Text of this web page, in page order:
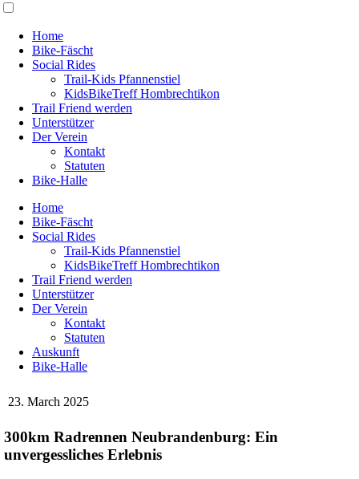
Home
Bike-Fäscht
Social Rides
Trail-Kids Pfannenstiel
KidsBikeTreff Hombrechtikon
Trail Friend werden
Unterstützer
Der Verein
Kontakt
Statuten
Bike-Halle
Home
Bike-Fäscht
Social Rides
Trail-Kids Pfannenstiel
KidsBikeTreff Hombrechtikon
Trail Friend werden
Unterstützer
Der Verein
Kontakt
Statuten
Auskunft
Bike-Halle
23. March 2025
300km Radrennen Neubrandenburg: Ein
unvergessliches Erlebnis